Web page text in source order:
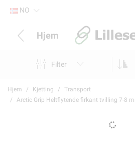
NO
Hjem
Filter
Hjem Kjetting
Transport
Arctic Grip Heltflytende firkant tvilling 7-8